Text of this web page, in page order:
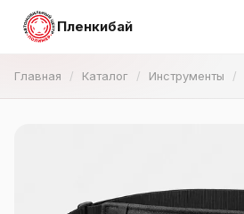
Пленкибай
Главная Каталог Инструменты